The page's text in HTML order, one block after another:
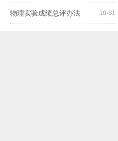
10-31
物理实验成绩总评办法